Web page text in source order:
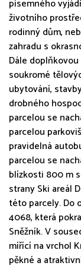
písemného
životního
rodinný dům,
zahradu s
Dále
soukromé
ubytování,
drobného
parcelou se
parcelou
pravidelná
parcelou se
blízkosti 800 m
strany Ski areál
této parcely. Do
4068, která
Sněžník. V
mířící na vrchol
pěkné a